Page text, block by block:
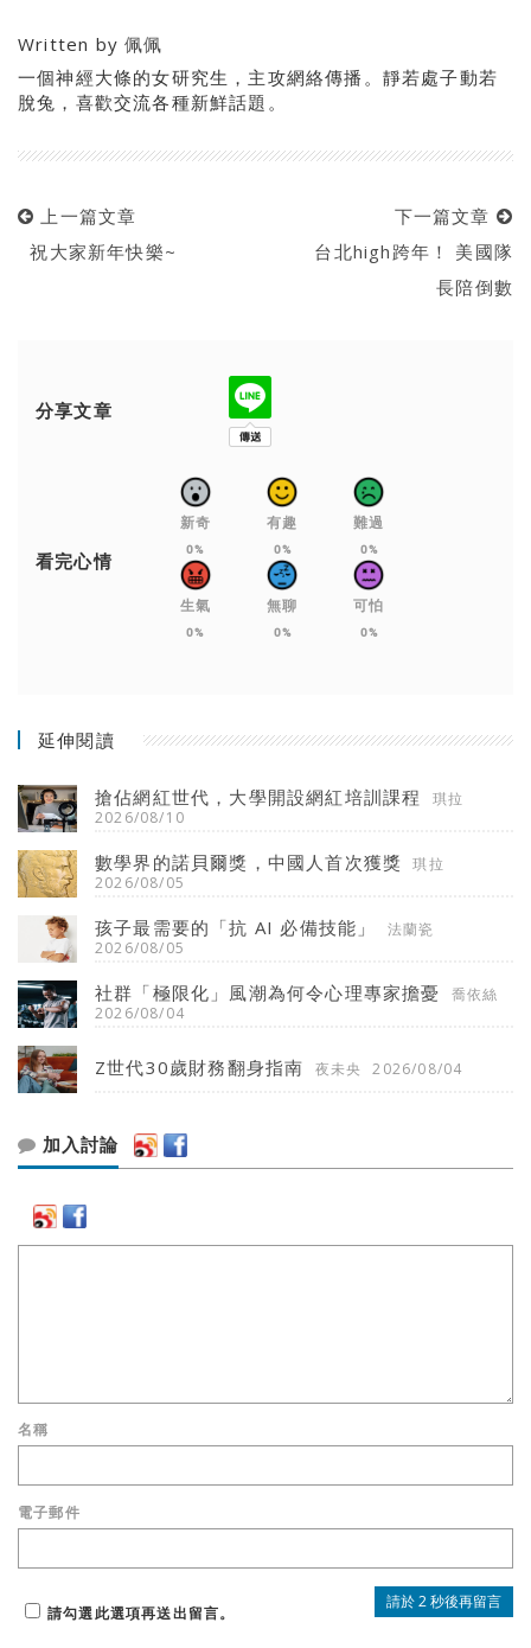
Written by佩佩
一個神經大條的女研究生，主攻網絡傳播。靜若處子動若
脫兔，喜歡交流各種新鮮話題。
上一篇文章
祝大家新年快樂~
下一篇文章
台北high跨年！ 美國隊
長陪倒數
分享文章
看完心情
新奇
0%
有趣
0%
難過
0%
生氣
0%
無聊
0%
可怕
0%
延伸閱讀
搶佔網紅世代，大學開設網紅培訓課程
琪拉
2026/08/10
數學界的諾貝爾獎，中國人首次獲獎
琪拉
2026/08/05
孩子最需要的「抗 AI 必備技能」
法蘭瓷
2026/08/05
社群「極限化」風潮為何令心理專家擔憂
喬依絲
2026/08/04
Z世代30歲財務翻身指南 夜未央 2026/08/04
加入討論
名稱
電子郵件
請勾選此選項再送出留言。